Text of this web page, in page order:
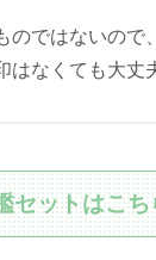
のではないので
はなくても大丈
セットはこち